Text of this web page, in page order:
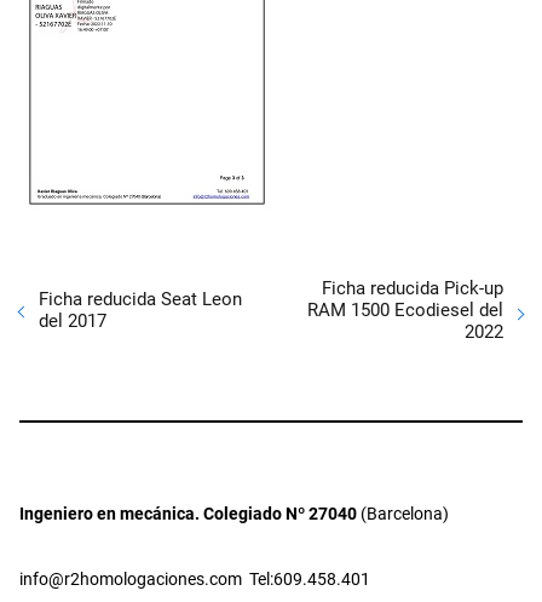
Ficha reducida Seat Leon
del 2017
Ficha reducida Pick-up
RAM 1500 Ecodiesel del
2022
Ingeniero en mecánica. Colegiado Nº 27040 (Barcelona)
info@r2homologaciones.com Tel:609.458.401